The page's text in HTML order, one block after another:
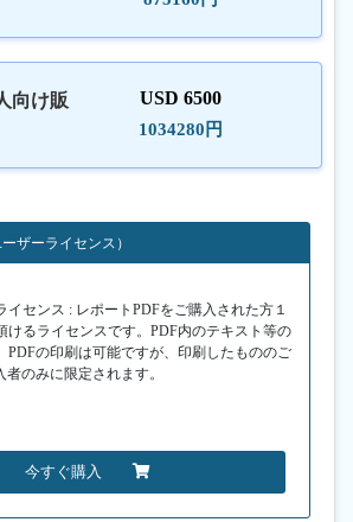
向け販
USD 6500
1034280円
ザーライセンス）
イセンス : レポートPDFをご購入された方１
けるライセンスです。PDF内のテキスト等の
PDFの印刷は可能ですが、印刷したもののご
のみに限定されます。
今すぐ購入